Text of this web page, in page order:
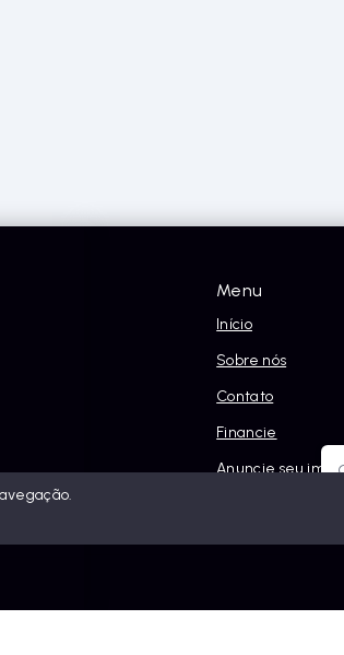
Menu
Início
Sobre nós
Contato
Financie
Anuncie seu